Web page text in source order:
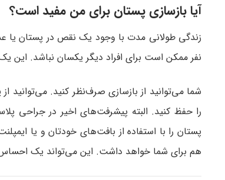
آیا بازسازی پستان برای من مفید است؟
زندگی طولانی مدت با وجود یک نقص در پستان یا
نفر ممکن است برای افراد دیگر یکسان نباشد.
شما می‌توانید از بازسازی صرف‌نظر کنید.
را حفظ کنید. البته پیشرفت‌های اخیر در جراحی
پستان را با استفاده از بافت‌های خودتان و یا
هم برای شما خواهد داشت. این می‌تواند یک